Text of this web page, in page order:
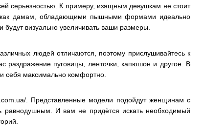
серьезностью. К примеру, изящным девушкам не стоит
дамам, обладающими пышными формами идеально
будут визуально увеличивать ваши размеры.
людей отличаются, поэтому прислушивайтесь к
раздражение пуговицы, ленточки, капюшон и другое. В
себя максимально комфортно.
. Представленные модели подойдут женщинам с
равнодушным. И вам не придётся искать необходимый